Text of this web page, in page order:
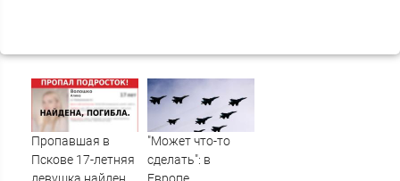
Пропавшая в
Пскове 17-летняя
"Может что-то
сделать": в